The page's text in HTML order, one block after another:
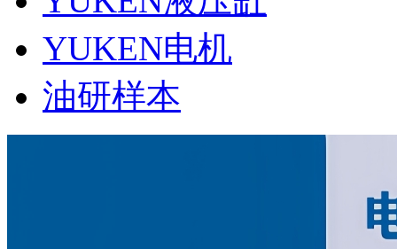
YUKEN电机
油研样本